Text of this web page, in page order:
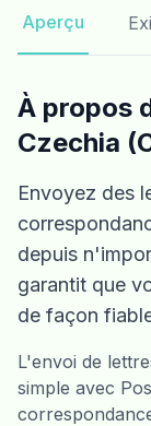
Aperçu
À propos
Czechia
Envoyez des
depuis
garantit que
de façon
L'envoi de
simple avec